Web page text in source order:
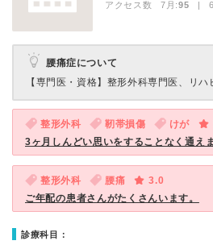
アクセス数 7月:95 | 6
腰痛症について
【専門医・資格】 整形外科専門医、リハ
整形外科 靭帯損傷 けが
3ヶ月しんどい思いをすることなく通え
整形外科 腰痛
3.0
ご年配の患者さんがたくさんいます。
診療科目：